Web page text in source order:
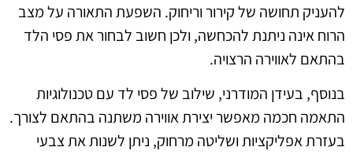
להעניק תחושה של קירור וריחוק. השפעת התאורה על מצב
הרוח אינה ניתנת להכחשה, ולכן חשוב לבחור את פסי הלד
בהתאם לאווירה הרצויה.
בנוסף, בעידן המודרני, שילוב של פסי לד עם טכנולוגיות
התאמה חכמה מאפשר יצירת אווירה משתנה בהתאם לצורך.
בעזרת אפליקציות ושליטה מרחוק, ניתן לשנות את צבעי